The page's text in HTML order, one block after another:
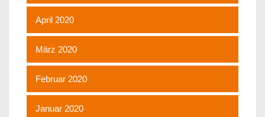
April 2020
März 2020
Februar 2020
Januar 2020